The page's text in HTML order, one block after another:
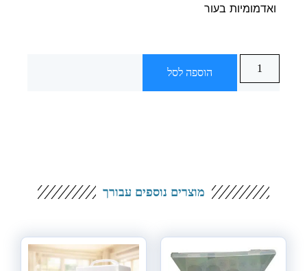
ואדמומיות בעור
הוספה לסל
מוצרים נוספים עבורך